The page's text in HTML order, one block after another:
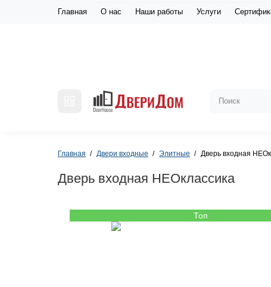
Главная О нас Наши работы Услуги
Главная Двери входные Элитные Дверь входная
Дверь входная НЕОклассика
Топ